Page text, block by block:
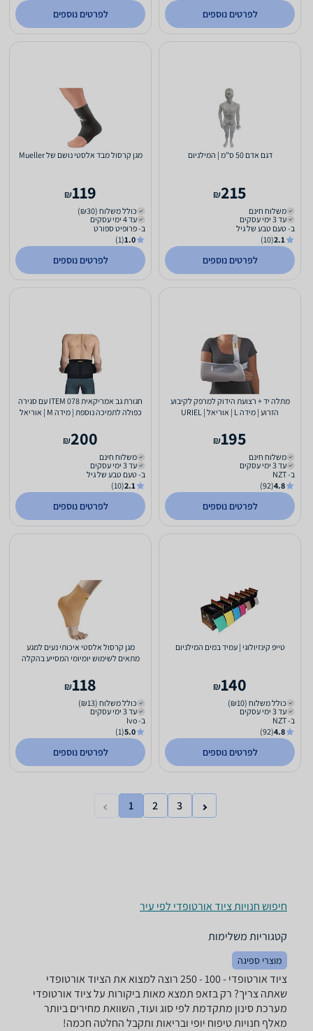
לפרטים נוספים לפרטים נוספים
דגם אדם 50 ס"מ | המילניום
215
₪
משלוח חינם
עד 3 ימי עסקים
ב- טעם טבע של גיל
2.1
(10)
לפרטים נוספים
מגן קרסול מבד אלסטי נושם של Mueller
119
₪
כולל משלוח (₪30)
עד 4 ימי עסקים
ב- פרופיט ספורט
1.0
(1)
לפרטים נוספים
מתלה יד + רצועת הידוק למרפק לקיבוע
הזרוע | מידה L | אוריאל | URIEL
195
₪
משלוח חינם
עד 3 ימי עסקים
ב- NZT
4.8
(92)
לפרטים נוספים
חגורת גב אמריקאית ITEM 078 עם סגירה
כפולה לתמיכה נוספת | מידה M | אוריאל
200
₪
משלוח חינם
עד 3 ימי עסקים
ב- טעם טבע של גיל
2.1
(10)
לפרטים נוספים
טייפ קינזיולוגי | עמיד במים המילניום
140
₪
כולל משלוח (₪10)
עד 3 ימי עסקים
ב- NZT
4.8
(92)
לפרטים נוספים
מגן קרסול אלסטי איכותי נעים למגע
מתאים לשימוש יומיומי המסייע בהקלה
118
₪
כולל משלוח (₪13)
עד 3 ימי עסקים
ב- Ivo
5.0
(1)
לפרטים נוספים
1 2 3
חיפוש חנויות ציוד אורטופדי לפי עיר
קטגוריות משלימות
מוצרי ספיגה
ציוד אורטופדי - ‏100 - 250 רוצה למצוא את הציוד אורטופדי
שאתה צריך? רק בזאפ תמצא מאות ביקורות על ציוד אורטופדי
מערכת סינון מתקדמת לפי סוג ועוד, השוואת מחירים ביותר
מאלף חנויות טיפוח יופי ובריאות ותקבל החלטה חכמה!